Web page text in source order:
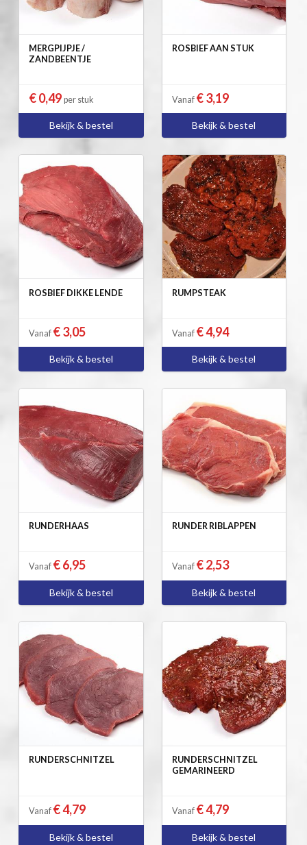
MERGPIJPJE /
ZANDBEENTJE
€ 0,49 per stuk
Bekijk & bestel
ROSBIEF AAN STUK
Vanaf € 3,19
Bekijk & bestel
ROSBIEF DIKKE LENDE
Vanaf € 3,05
Bekijk & bestel
RUMPSTEAK
Vanaf € 4,94
Bekijk & bestel
RUNDERHAAS
Vanaf € 6,95
Bekijk & bestel
RUNDER RIBLAPPEN
Vanaf € 2,53
Bekijk & bestel
RUNDERSCHNITZEL
Vanaf € 4,79
Bekijk & bestel
RUNDERSCHNITZEL
GEMARINEERD
Vanaf € 4,79
Bekijk & bestel